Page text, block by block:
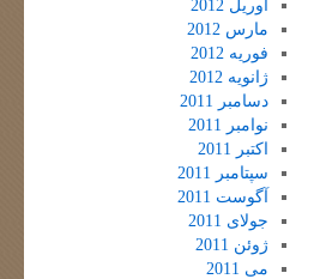
آوریل 2012
مارس 2012
فوریه 2012
ژانویه 2012
دسامبر 2011
نوامبر 2011
اکتبر 2011
سپتامبر 2011
آگوست 2011
جولای 2011
ژوئن 2011
می 2011